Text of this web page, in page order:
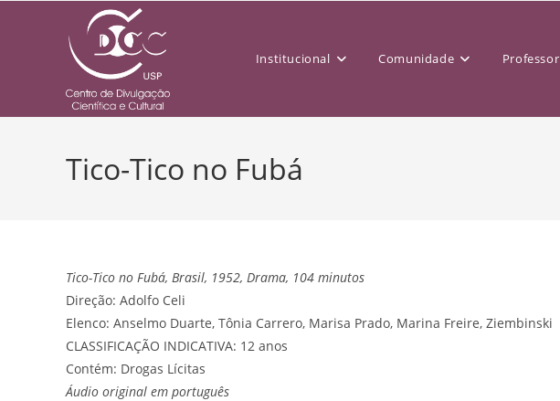
Institucional Comunidade Professor
Tico-Tico no Fubá
Tico-Tico no Fubá, Brasil, 1952, Drama, 104 minutos
Direção: Adolfo Celi
Elenco: Anselmo Duarte, Tônia Carrero, Marisa Prado, Marina Freire, Ziembinski
CLASSIFICAÇÃO INDICATIVA: 12 anos
Contém: Drogas Lícitas
Áudio original em português